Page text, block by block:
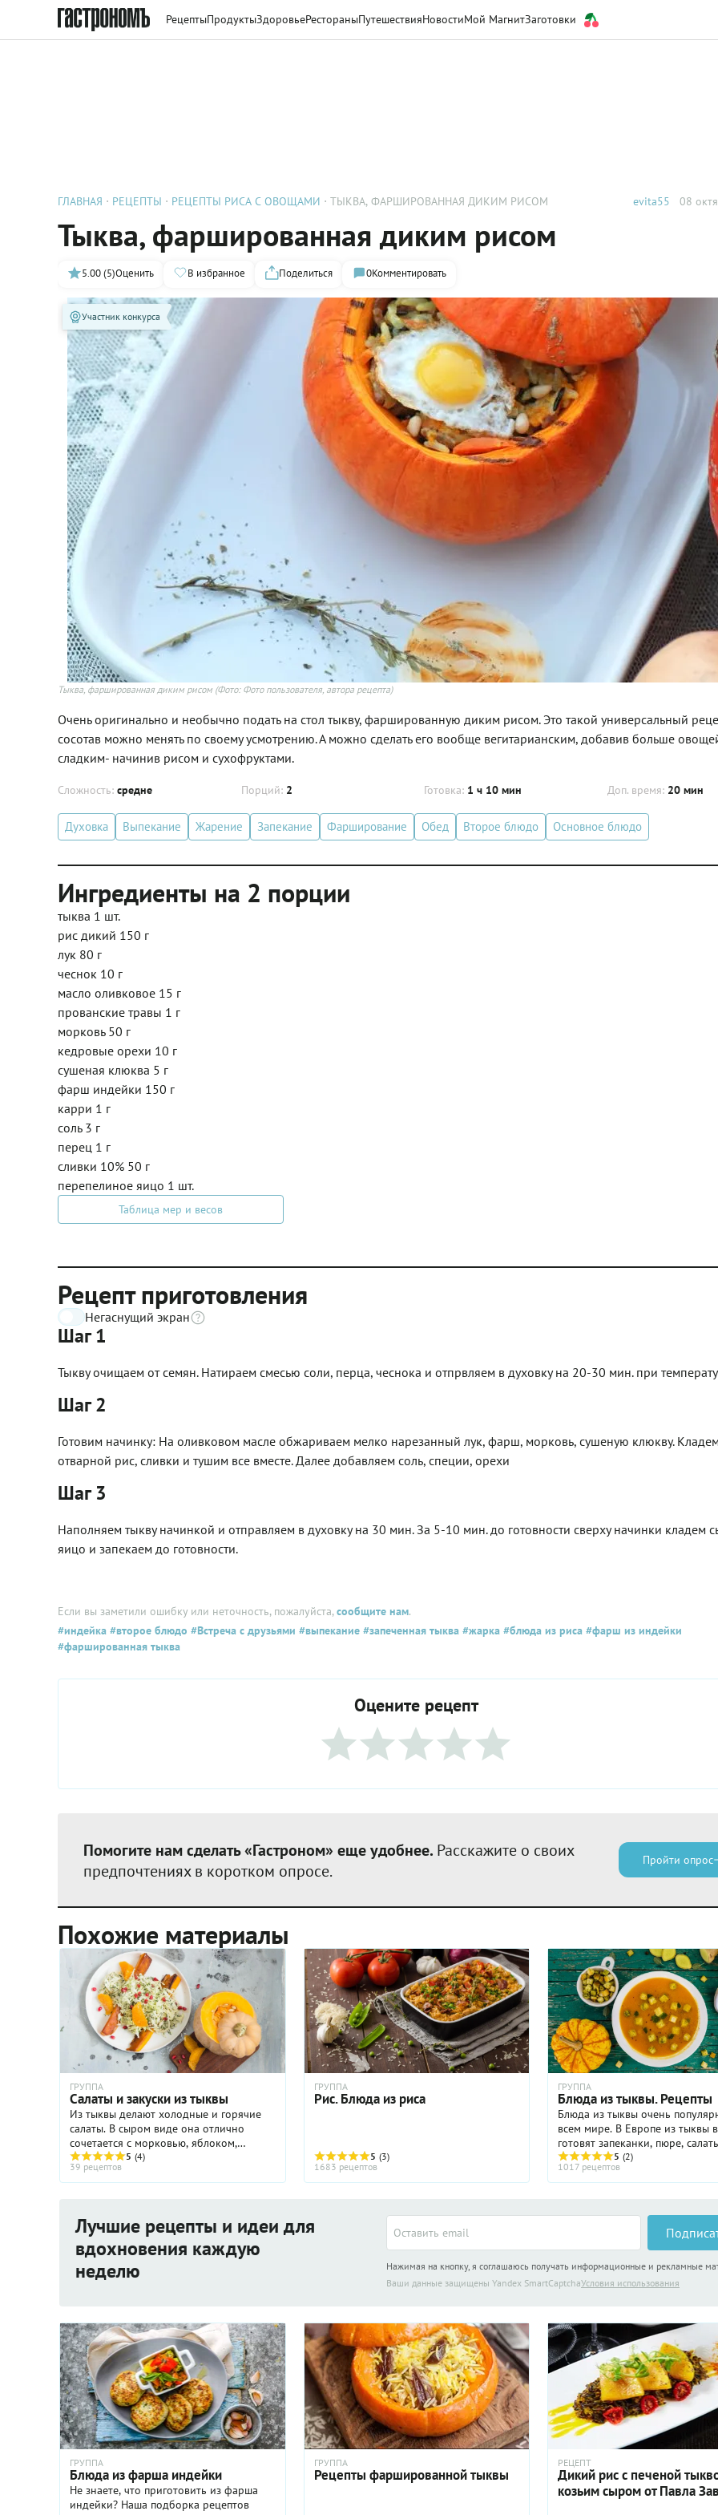
РецептыПродуктыЗдоровьеРестораныПутешествияНовостиМой МагнитЗаготовки
ГЛАВНАЯ РЕЦЕПТЫ РЕЦЕПТЫ РИСА С ОВОЩАМИ ТЫКВА, ФАРШИРОВАННАЯ ДИКИМ РИСОМ evita55 08
Тыква, фаршированная диким рисом
5.00 (5)Оценить В избранное Поделиться 0Комментировать
Участник конкурса
Тыква, фаршированная диким рисом (Фото: Фото пользователя, автора рецепта)
Очень оригинально и необычно подать на стол тыкву, фаршированную диким рисом. Это такой универсальный
сосотав можно менять по своему усмотрению. А можно сделать его вообще вегитарианским, добавив больше
сладким- начинив рисом и сухофруктами.
Сложность: средне Порций: 2 Готовка: 1 ч 10 мин Доп. время: 20 мин
Духовка Выпекание Жарение Запекание Фарширование Обед Второе блюдо Основное блюдо
Ингредиенты на 2 порции
тыква 1 шт.
рис дикий 150 г
лук 80 г
чеснок 10 г
масло оливковое 15 г
прованские травы 1 г
морковь 50 г
кедровые орехи 10 г
сушеная клюква 5 г
фарш индейки 150 г
карри 1 г
соль 3 г
перец 1 г
сливки 10% 50 г
перепелиное яицо 1 шт.
Таблица мер и весов
Рецепт приготовления
Негаснущий экран
Шаг 1
Тыкву очищаем от семян. Натираем смесью соли, перца, чеснока и отпрвляем в духовку на 20-30 мин. при
Шаг 2
Готовим начинку: На оливковом масле обжариваем мелко нарезанный лук, фарш, морковь, сушеную клюкву. Кладем
отварной рис, сливки и тушим все вместе. Далее добавляем соль, специи, орехи
Шаг 3
Наполняем тыкву начинкой и отправляем в духовку на 30 мин. За 5-10 мин. до готовности сверху начинки кладем
яицо и запекаем до готовности.
Если вы заметили ошибку или неточность, пожалуйста,сообщите нам.
#индейка #второе блюдо #Встреча с друзьями #выпекание #запеченная тыква #жарка #блюда из риса #фарш из индейки
#фаршированная тыква
Оцените рецепт
Помогите нам сделать «Гастроном» еще удобнее. Расскажите о своих
предпочтениях в коротком опросе.
Пройти опрос
Похожие материалы
ГРУППА
Салаты и закуски из тыквы
Из тыквы делают холодные и горячие
салаты. В сыром виде она отлично
сочетается с морковью, яблоком,
зеленью. Вареную тыкву кладут в
теплые салаты с мясом и
морепродуктами. Сырую тыкву, как
5 (4)
39 рецептов
ГРУППА
Рис. Блюда из риса
5 (3)
1683 рецептов
ГРУППА
Блюда из тыквы. Рецепты
Блюда из тыквы очень
всем мире. В Европе из тыквы
готовят запеканки, пюре,
австрийской Штирии можно
даже тыквенный шнапс и
кофе. В Армении тыкву ...
5 (2)
1017 рецептов
Лучшие рецепты и идеи для
вдохновения каждую
неделю
Нажимая на кнопку, я соглашаюсь получать информационные и рекламные
Ваши данные защищены Yandex SmartCaptchaУсловия использования
ГРУППА
Блюда из фарша индейки
Не знаете, что приготовить из фарша
индейки? Наша подборка рецептов
ГРУППА
Рецепты фаршированной тыквы
РЕЦЕПТ
Дикий рис с печеной
козьим сыром от Павла